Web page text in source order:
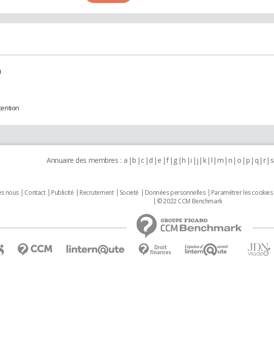
Annuaire des membres : a b c d e f g h i j k l m n o p q r s
nous Contact Publicité Recrutement Societé Données personnelles Paramétrer les cookies
© 2022 CCM Benchmark